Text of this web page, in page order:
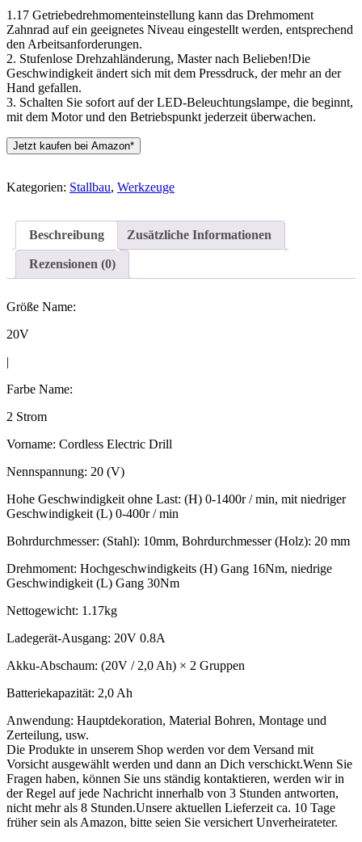
1.17 Getriebedrehmomenteinstellung kann das Drehmoment
Zahnrad auf ein geeignetes Niveau eingestellt werden, entsprechend
den Arbeitsanforderungen.
2. Stufenlose Drehzahländerung, Master nach Belieben!Die
Geschwindigkeit ändert sich mit dem Pressdruck, der mehr an der
Hand gefallen.
3. Schalten Sie sofort auf der LED-Beleuchtungslampe, die beginnt,
mit dem Motor und den Betriebspunkt jederzeit überwachen.
Jetzt kaufen bei Amazon*
Kategorien: Stallbau, Werkzeuge
Beschreibung Zusätzliche Informationen
Rezensionen (0)
Größe Name:
20V
|
Farbe Name:
2 Strom
Vorname: Cordless Electric Drill
Nennspannung: 20 (V)
Hohe Geschwindigkeit ohne Last: (H) 0-1400r / min, mit niedriger
Geschwindigkeit (L) 0-400r / min
Bohrdurchmesser: (Stahl): 10mm, Bohrdurchmesser (Holz): 20 mm
Drehmoment: Hochgeschwindigkeits (H) Gang 16Nm, niedrige
Geschwindigkeit (L) Gang 30Nm
Nettogewicht: 1.17kg
Ladegerät-Ausgang: 20V 0.8A
Akku-Abschaum: (20V / 2,0 Ah) × 2 Gruppen
Batteriekapazität: 2,0 Ah
Anwendung: Hauptdekoration, Material Bohren, Montage und
Zerteilung, usw.
Die Produkte in unserem Shop werden vor dem Versand mit
Vorsicht ausgewählt werden und dann an Dich verschickt.Wenn Sie
Fragen haben, können Sie uns ständig kontaktieren, werden wir in
der Regel auf jede Nachricht innerhalb von 3 Stunden antworten,
nicht mehr als 8 Stunden.Unsere aktuellen Lieferzeit ca. 10 Tage
früher sein als Amazon, bitte seien Sie versichert Unverheirateter.